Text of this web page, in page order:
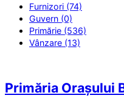
Furnizori (74)
Guvern (0)
Primărie (536)
Vânzare (13)
Primăria Orașului